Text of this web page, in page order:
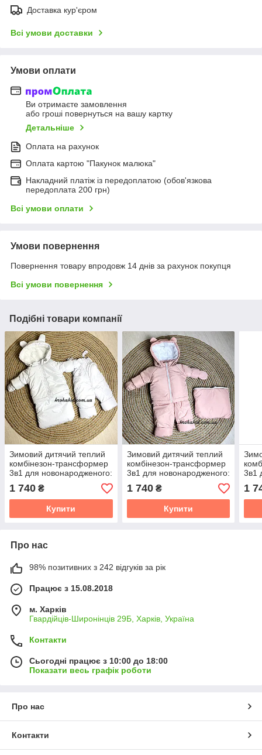
Доставка кур'єром
Всі умови доставки
Умови оплати
Ви отримаєте замовлення
або гроші повернуться на вашу картку
Детальніше
Оплата на рахунок
Оплата картою "Пакунок малюка"
Накладний платіж із передоплатою (обов'язкова
передоплата 200 грн)
Всі умови оплати
Умови повернення
Повернення товару впродовж 14 днів за рахунок покупця
Всі умови повернення
Подібні товари компанії
Зимовий дитячий теплий
комбінезон-трансформер
3в1 для новонародженого:
1 740 ₴
Купити
Зимовий дитячий теплий
комбінезон-трансформер
3в1 для новонародженого:
1 740₴
Купити
3в1
1
Про нас
98% позитивних з 242 відгуків за рік
Працює з 15.08.2018
м. Харків
Гвардійців-Широнінців 29Б, Харків, Україна
Контакти
Сьогодні працює з 10:00 до 18:00
Показати весь графік роботи
Про нас
Контакти